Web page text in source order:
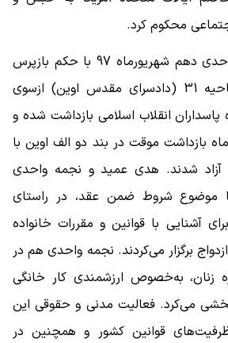
محکوم کرد.
هدی عمید و نجمه واحدی دهم شهریورماه 97 با حکم بازپرس
شعبه اول دادسرای ناحیه 31 (دادسرای مقدس اوین) ازسوی
پاسداران انقلاب اسلامی بازداشت شده و
با گذراندن بیش از 2 ماه بازداشت موقت در بند دو الف اوین با
آزاد شدند. هدی عمید و نجمه واحدی
با موضوع شروط ضمن عقد، در راستای
آشنایی با قوانین و مقررات خانواده
برگزار می‌کردند. نجمه واحدی هم در
زنان، به‌خصوص ارزشمندی کار خانگی
می‌کرد. فعالیت مدنی و حقوقی این
قوانین کشور و همچنین در